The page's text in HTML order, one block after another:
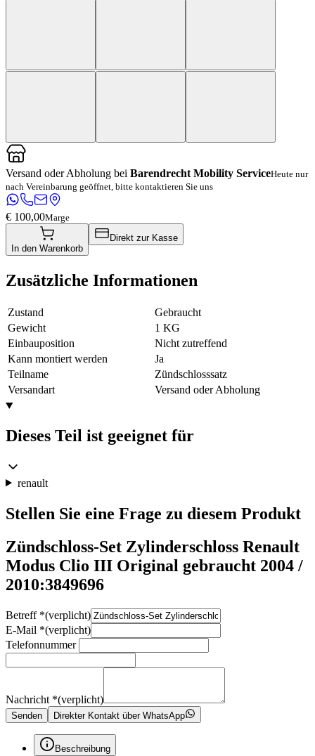
Versand oder Abholung bei Barendrecht Mobility ServiceHeute nur
nach Vereinbarung geöffnet, bitte kontaktieren Sie uns
€ 100,00Marge
In den Warenkorb
Direkt zur Kasse
Zusätzliche Informationen
Zustand
Gebraucht
Gewicht
1 KG
Einbauposition
Nicht zutreffend
Kann montiert werden
Ja
Teilname
Zündschlosssatz
Versandart
Versand oder Abholung
Dieses Teil ist geeignet für
renault
Stellen Sie eine Frage zu diesem Produkt
Zündschloss-Set Zylinderschloss Renault
Modus Clio III Original gebraucht 2004 /
2010:3849696
Betreff *(verplicht)
E-Mail *(verplicht)
Telefonnummer
Nachricht *(verplicht)
Senden Direkter Kontakt über WhatsApp
Beschreibung